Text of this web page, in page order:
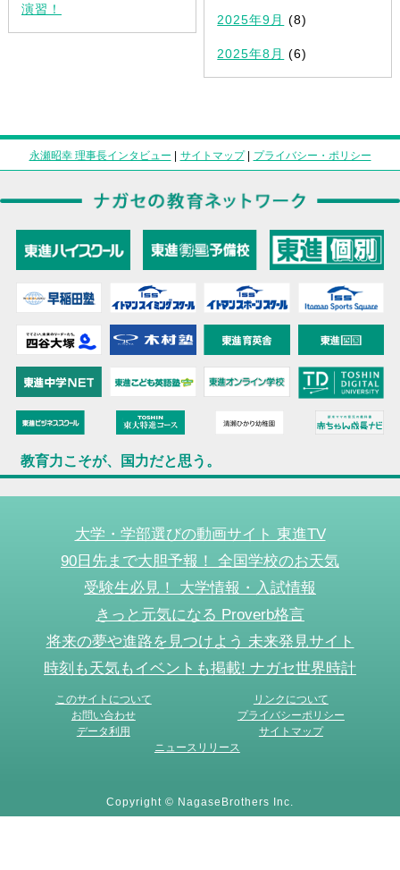
演習！
2025年9月 (8)
2025年8月 (6)
永瀬昭幸 理事長インタビュー | サイトマップ| プライバシー・ポリシー
教育力こそが、国力だと思う。
大学・学部選びの動画サイト 東進TV
90日先まで大胆予報！ 全国学校のお天気
受験生必見！ 大学情報・入試情報
きっと元気になる Proverb格言
将来の夢や進路を見つけよう 未来発見サイト
時刻も天気もイベントも掲載! ナガセ世界時計
このサイトについて
リンクについて
お問い合わせ
プライバシーポリシー
データ利用
サイトマップ
ニュースリリース
Copyright © NagaseBrothers Inc.